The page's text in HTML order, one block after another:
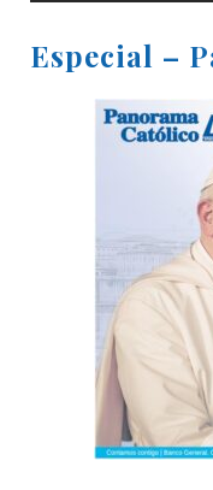
Especial –